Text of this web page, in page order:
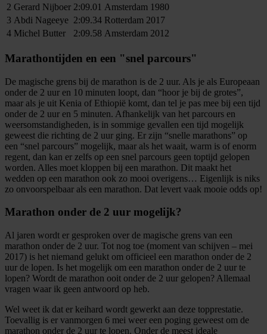
2 Gerard Nijboer 2:09.01 Amsterdam 1980
3 Abdi Nageeye 2:09.34 Rotterdam 2017
4 Michel Butter 2:09.58 Amsterdam 2012
Marathontijden en een "snel parcours"
De magische grens bij de marathon is de 2 uur. Als je als Europeaan
onder de 2 uur en 10 minuten loopt, dan “hoor je bij de grotes”,
maar als je uit Kenia of Ethiopië komt, dan tel je pas mee bij een tijd
onder de 2 uur en 5 minuten. Afhankelijk van het parcours en
weersomstandigheden, is in sommige gevallen een tijd mogelijk
geweest die richting de 2 uur ging. Er zijn “snelle marathons” op
een “snel parcours” mogelijk, maar als het waait, warm is of enorm
regent, dan kan er zelfs op een snel parcours geen toptijd gelopen
worden. Alles moet kloppen bij een marathon. Dit maakt het
wedden op een marathon ook zo mooi overigens… Eigenlijk is niks
zo onvoorspelbaar als een marathon. Dat levert vaak mooie odds op!
Marathon onder de 2 uur mogelijk?
Al jaren wordt er gesproken over de magische grens van een
marathon onder de 2 uur. Tot nog toe (moment van schijven – mei
2017) is het niemand gelukt om officieel een marathon onder de 2
uur de lopen. Is het mogelijk om een marathon onder de 2 uur te
lopen? Wordt de marathon ooit onder de 2 uur gelopen? Allemaal
vragen waar ik geen antwoord op heb.
Wel weet ik dat er keihard wordt gewerkt aan deze topprestatie.
Toevallig is er vanmorgen 6 mei weer een poging geweest om de
marathon onder de 2 uur te lopen. Onder de meest ideale